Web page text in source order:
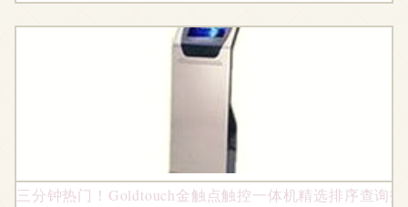
三分钟热门！Goldtouch金触点触控一体机精选排序查询